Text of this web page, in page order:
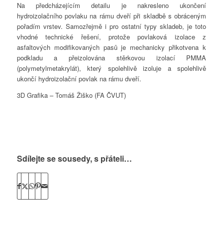
Na předcházejícím detailu je nakresleno ukončení
hydroizolačního povlaku na rámu dveří při skladbě s obráceným
pořadím vrstev. Samozřejmě i pro ostatní typy skladeb, je toto
vhodné technické řešení, protože povlaková izolace z
asfaltových modifikovaných pasů je mechanicky přikotvena k
podkladu a přeizolována stěrkovou izolací PMMA
(polymetylmetakrylát), který spolehlivě izoluje a spolehlivě
ukončí hydroizolační povlak na rámu dveří.
3D Grafika – Tomáš Žiško (FA ČVUT)
Sdílejte se sousedy, s přáteli…